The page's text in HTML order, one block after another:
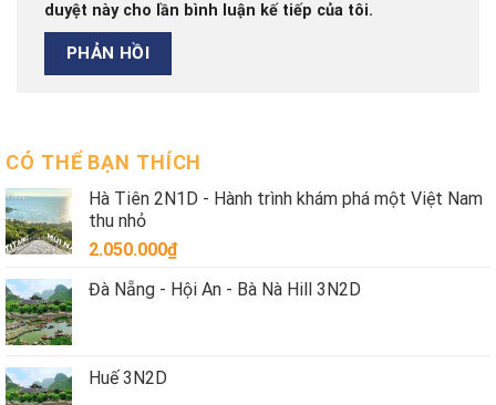
duyệt này cho lần bình luận kế tiếp của tôi.
CÓ THỂ BẠN THÍCH
Hà Tiên 2N1D - Hành trình khám phá một Việt Nam
thu nhỏ
2.050.000₫
Đà Nẵng - Hội An - Bà Nà Hill 3N2D
Huế 3N2D